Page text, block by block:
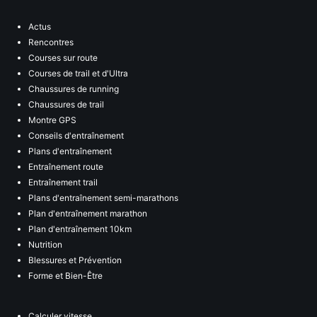
Actus
Rencontres
Courses sur route
Courses de trail et d'Ultra
Chaussures de running
Chaussures de trail
Montre GPS
Conseils d'entraînement
Plans d'entraînement
Entraînement route
Entraînement trail
Plans d'entraînement semi-marathons
Plan d'entraînement marathon
Plan d'entraînement 10km
Nutrition
Blessures et Prévention
Forme et Bien-Être